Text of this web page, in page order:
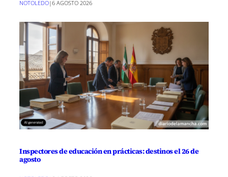
NOTOLEDO|6 AGOSTO 2026
Inspectores de educación en prácticas: destinos el 26 de
agosto